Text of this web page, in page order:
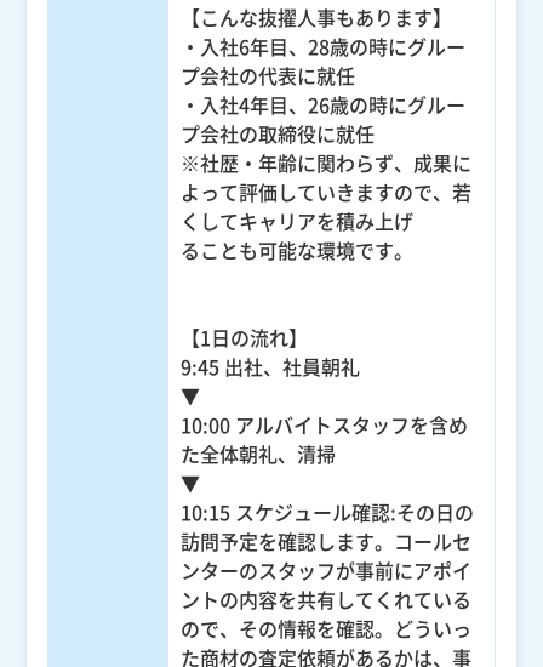
【こんな抜擢人事もあります】
・入社6年目、28歳の時にグルー
プ会社の代表に就任
・入社4年目、26歳の時にグルー
プ会社の取締役に就任
※社歴・年齢に関わらず、成果に
よって評価していきますので、若
くしてキャリアを積み上げ
ることも可能な環境です。
【1日の流れ】
9:45 出社、社員朝礼
▼
10:00 アルバイトスタッフを含め
た全体朝礼、清掃
▼
10:15 スケジュール確認:その日の
訪問予定を確認します。コールセ
ンターのスタッフが事前にアポイ
ントの内容を共有してくれている
ので、その情報を確認。どういっ
た商材の査定依頼があるかは、事